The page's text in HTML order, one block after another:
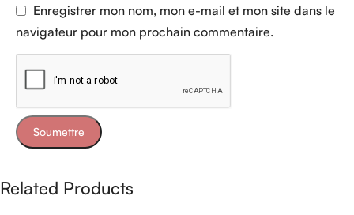
Enregistrer mon nom, mon e-mail et mon site dans le
navigateur pour mon prochain commentaire.
Related Products